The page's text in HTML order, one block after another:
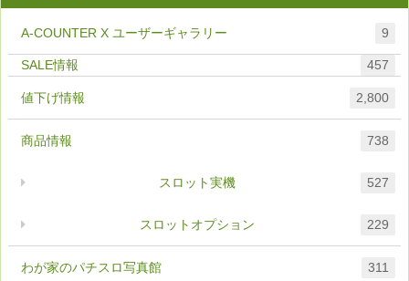
A-COUNTER X ユーザーギャラリー 9
457
わが家のパチスロ写真館 311
値下げ情報 2,800
商品情報 738
スロットオプション 229
スロット実機 527